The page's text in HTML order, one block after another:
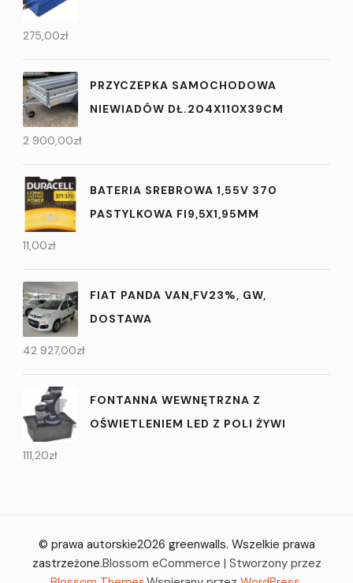
275,00zł
PRZYCZEPKA SAMOCHODOWA
NIEWIADÓW DŁ.204X110X39CM
2 900,00zł
BATERIA SREBROWA 1,55V 370
PASTYLKOWA FI9,5X1,95MM
11,00zł
FIAT PANDA VAN,FV23%, GW,
DOSTAWA
42 927,00zł
FONTANNA WEWNĘTRZNA Z
OŚWIETLENIEM LED Z POLI ŻYWI
111,20zł
© prawa autorskie2026 greenwalls. Wszelkie prawa
zastrzeżone.Blossom eCommerce | Stworzony przez